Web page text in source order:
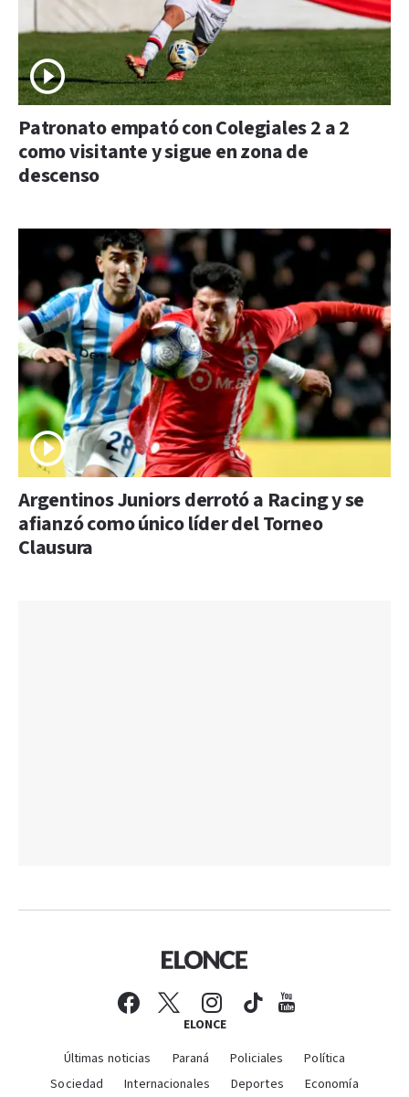
Patronato empató con Colegiales 2 a 2
como visitante y sigue en zona de
descenso
Argentinos Juniors derrotó a Racing y se
afianzó como único líder del Torneo
Clausura
ELONCE
Últimas noticias Paraná Policiales
Política
Sociedad
Internacionales Deportes Economía